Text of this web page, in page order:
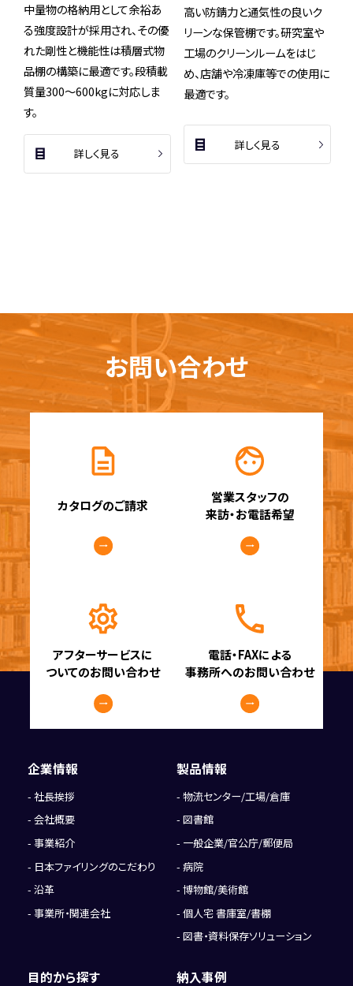
中量物の格納用として余裕あ
る強度設計が採用され、その優
れた剛性と機能性は積層式物
品棚の構築に最適です。段積載
質量300～600kgに対応しま
す。
詳しく見る
高い防錆力と通気性の良いク
リーンな保管棚です。研究室や
工場のクリーンルームをはじ
め、店舗や冷凍庫等での使用に
最適です。
詳しく見る
お問い合わせ
カタログのご請求
営業スタッフの
来訪・お電話希望
アフターサービスに
ついてのお問い合わせ
電話・FAXによる
事務所へのお問い合わせ
企業情報
社長挨拶
会社概要
事業紹介
日本ファイリングのこだわり
沿革
事業所・関連会社
製品情報
物流センター/工場/倉庫
図書館
一般企業/官公庁/郵便局
病院
博物館/美術館
個人宅 書庫室/書棚
図書・資料保存ソリューション
目的から探す 納入事例